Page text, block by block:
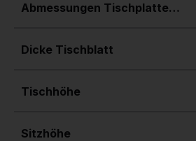
Abmessungen Tischplatte (L x B)
Dicke Tischblatt
Tischhöhe
Sitzhöhe